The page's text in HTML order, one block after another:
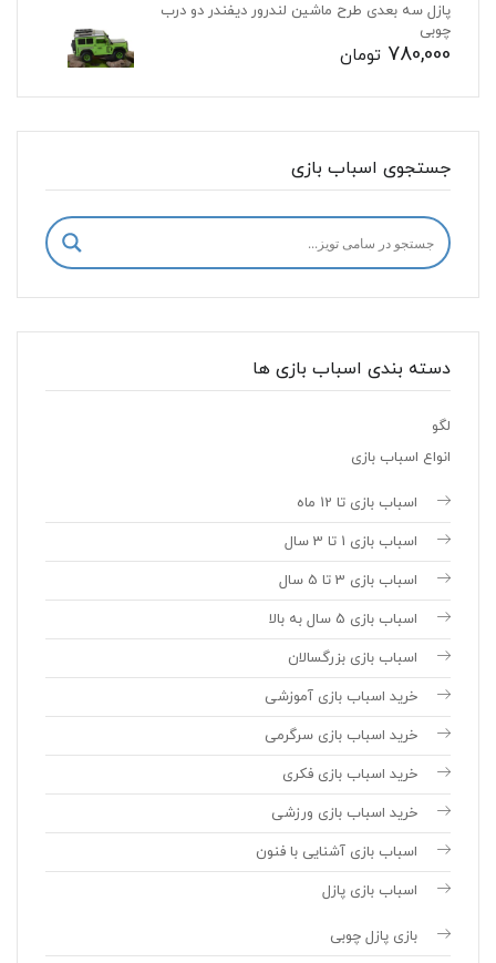
پازل سه بعدی طرح ماشین لندرور دیفندر دو درب
چوبی
780,000 تومان
جستجوی اسباب بازی
دسته بندی اسباب بازی ها
لگو
انواع اسباب بازی
اسباب بازی تا 12 ماه
اسباب بازی 1 تا 3 سال
اسباب بازی 3 تا 5 سال
اسباب بازی 5 سال به بالا
اسباب بازی بزرگسالان
خرید اسباب بازی آموزشی
خرید اسباب بازی سرگرمی
خرید اسباب بازی فکری
خرید اسباب بازی ورزشی
اسباب بازی آشنایی با فنون
اسباب بازی پازل
بازی پازل چوبی